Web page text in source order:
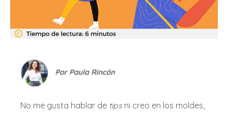
No me gusta hablar de tips ni creo en los moldes,